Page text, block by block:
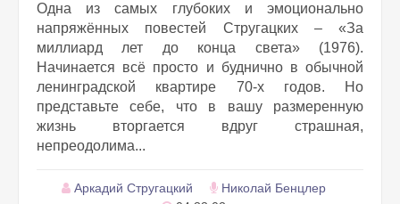
Одна из самых глубоких и эмоционально
напряжённых повестей Стругацких – «За
миллиард лет до конца света» (1976).
Начинается всё просто и буднично в обычной
ленинградской квартире 70-х годов. Но
представьте себе, что в вашу размеренную
жизнь вторгается вдруг страшная,
непреодолима...
Аркадий Стругацкий
Николай Бенцлер